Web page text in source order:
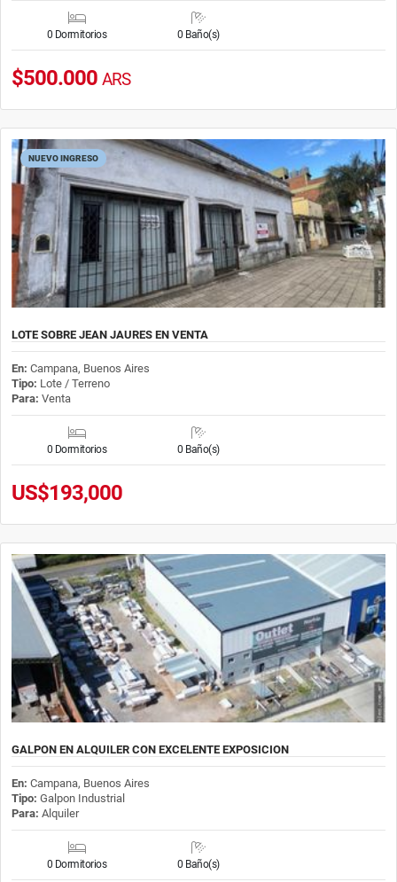
0 Dormitorios 0 Baño(s)
$500.000 ARS
NUEVO INGRESO
LOTE SOBRE JEAN JAURES EN VENTA
En: Campana, Buenos Aires
Tipo: Lote / Terreno
Para: Venta
0 Dormitorios 0 Baño(s)
US$193,000
GALPON EN ALQUILER CON EXCELENTE EXPOSICION
En: Campana, Buenos Aires
Tipo: Galpon Industrial
Para: Alquiler
0 Dormitorios 0 Baño(s)